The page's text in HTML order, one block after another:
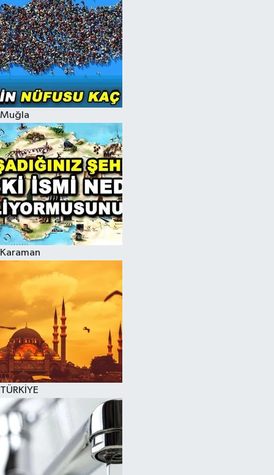
Muğla
Karaman
TÜRKİYE